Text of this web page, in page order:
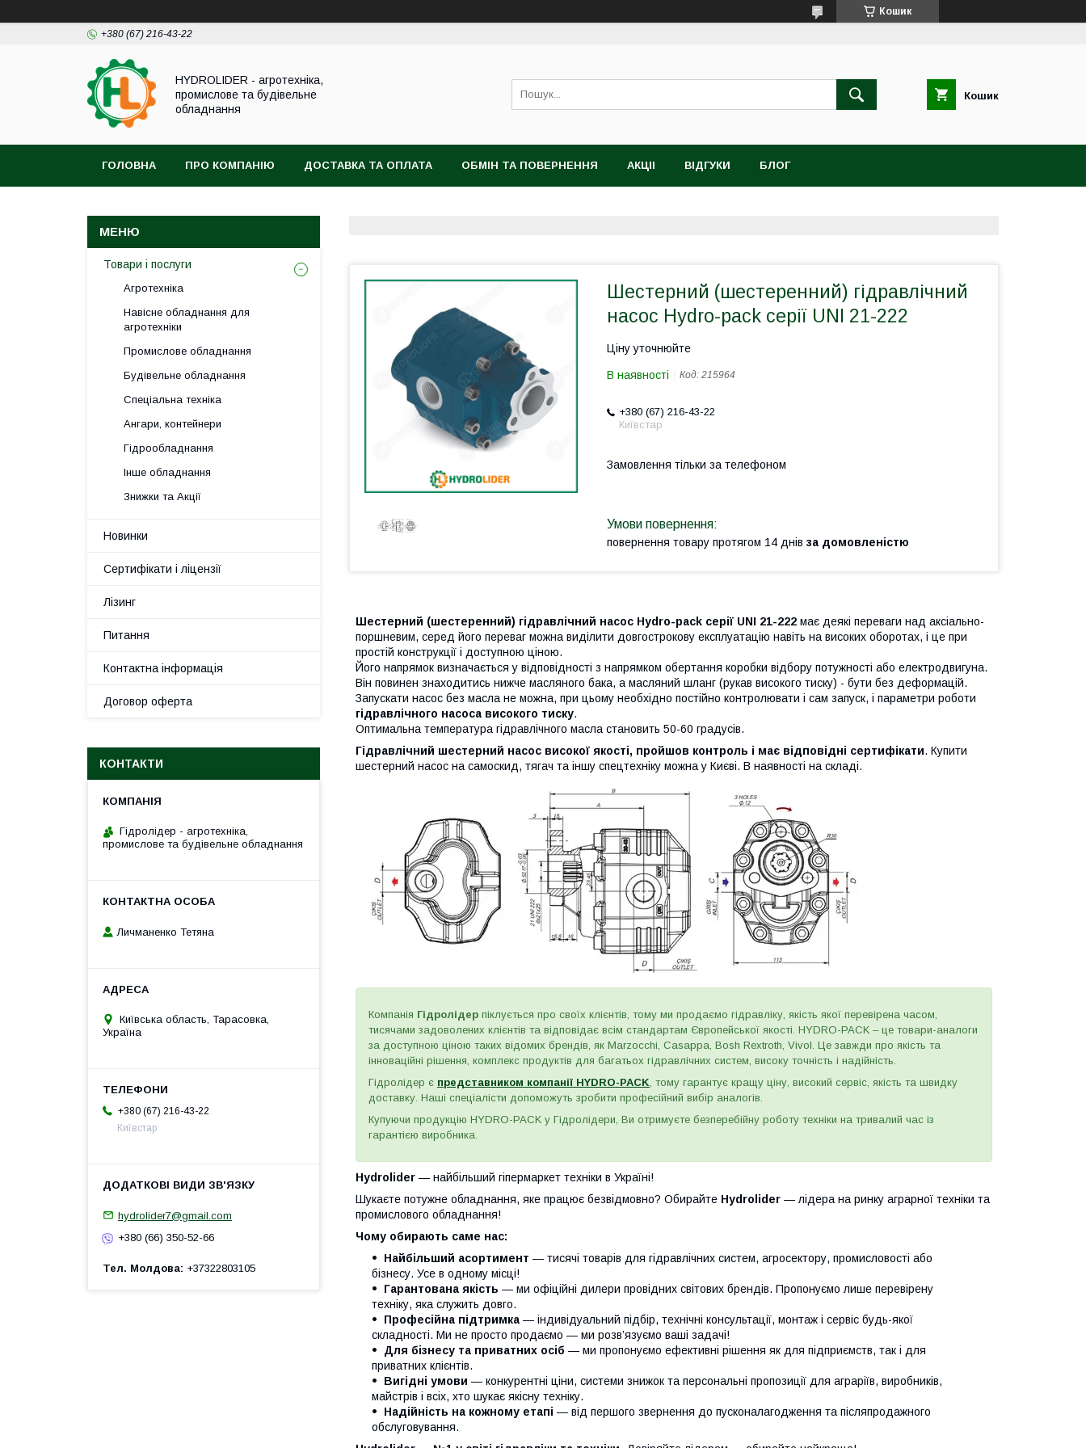
Кошик
+380 (67) 216-43-22
HYDROLIDER - агротехніка,
промислове та будівельне
обладнання
Кошик
ГОЛОВНА ПРО КОМПАНІЮ ДОСТАВКА ТА ОПЛАТА ОБМІН ТА ПОВЕРНЕННЯ АКЦІІ ВІДГУКИ БЛОГ
Шестерний (шестеренний) гідравлічний
насос Hydro-pack серії UNI 21-222
Ціну уточнюйте
В наявності Код: 215964
+380 (67) 216-43-22
Київстар
Замовлення тільки за телефоном
повернення товару протягом 14 днів за домовленістю
Шестерний (шестеренний) гідравлічний насос Hydro-pack серії UNI 21-222 має деякі переваги над аксіально-
поршневим, серед його переваг можна виділити довгострокову експлуатацію навіть на високих оборотах, і це при
простій конструкції і доступною ціною.
Його напрямок визначається у відповідності з напрямком обертання коробки відбору потужності або електродвигуна.
Він повинен знаходитись нижче масляного бака, а масляний шланг (рукав високого тиску) - бути без деформацій.
Запускати насос без масла не можна, при цьому необхідно постійно контролювати і сам запуск, і параметри роботи
гідравлічного насоса високого тиску.
Оптимальна температура гідравлічного масла становить 50-60 градусів.
Гідравлічний шестерний насос високої якості, пройшов контроль і має відповідні сертифікати. Купити
шестерний насос на самоскид, тягач та іншу спецтехніку можна у Києві. В наявності на складі.
Компанія Гідролідер піклується про своїх клієнтів, тому ми продаємо гідравліку, якість якої перевірена часом,
тисячами задоволених клієнтів та відповідає всім стандартам Європейської якості. HYDRO-PACK – це товари-аналоги
за доступною ціною таких відомих брендів, як Marzocchi, Casappa, Bosh Rextroth, Vivol. Це завжди про якість та
інноваційні рішення, комплекс продуктів для багатьох гідравлічних систем, високу точність і надійність.
Гідролідер є представником компанії HYDRO-PACK, тому гарантує кращу ціну, високий сервіс, якість та швидку
доставку. Наші спеціалісти допоможуть зробити професійний вибір аналогів.
Купуючи продукцію HYDRO-PACK у Гідролідери, Ви отримуєте безперебійну роботу техніки на тривалий час із
гарантією виробника.
Hydrolider — найбільший гіпермаркет техніки в Україні!
Шукаєте потужне обладнання, яке працює безвідмовно? Обирайте Hydrolider — лідера на ринку аграрної техніки та
промислового обладнання!
Чому обирають саме нас:
Найбільший асортимент — тисячі товарів для гідравлічних систем, агросектору, промисловості або
бізнесу. Усе в одному місці!
Гарантована якість — ми офіційні дилери провідних світових брендів. Пропонуємо лише перевірену
техніку, яка служить довго.
Професійна підтримка — індивідуальний підбір, технічні консультації, монтаж і сервіс будь-якої
складності. Ми не просто продаємо — ми розв’язуємо ваші задачі!
Для бізнесу та приватних осіб — ми пропонуємо ефективні рішення як для підприємств, так і для
приватних клієнтів.
Вигідні умови — конкурентні ціни, системи знижок та персональні пропозиції для аграріїв, виробників,
майстрів і всіх, хто шукає якісну техніку.
Надійність на кожному етапі — від першого звернення до пусконалагодження та післяпродажного
обслуговування.
Товари і послуги
Агротехніка
Навісне обладнання для
агротехніки
Промислове обладнання
Будівельне обладнання
Спеціальна техніка
Ангари, контейнери
Гідрообладнання
Інше обладнання
Знижки та Акції
Новинки
Сертифікати і ліцензії
Лізинг
Питання
Контактна інформація
Договор оферта
КОНТАКТИ
Гідролідер - агротехніка,
промислове та будівельне обладнання
Личманенко Тетяна
Київська область, Тарасовка,
Україна
+380 (67) 216-43-22
Київстар
hydrolider7@gmail.com
+380 (66) 350-52-66
Тел. Молдова +37322803105